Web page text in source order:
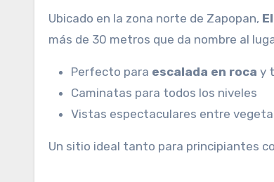
Ubicado en la zona norte de Zapopan,
más de 30 metros que da nombre al
Perfecto para escalada en roca y
Caminatas para todos los niveles
Vistas espectaculares entre
Un sitio ideal tanto para principiantes